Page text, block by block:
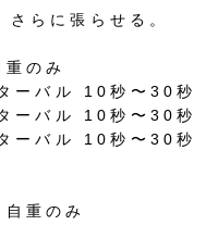
らに張らせる。
のみ
ーバル 10秒〜 30秒
ーバル 10秒〜 30秒
ーバル 10秒〜 30秒
重のみ